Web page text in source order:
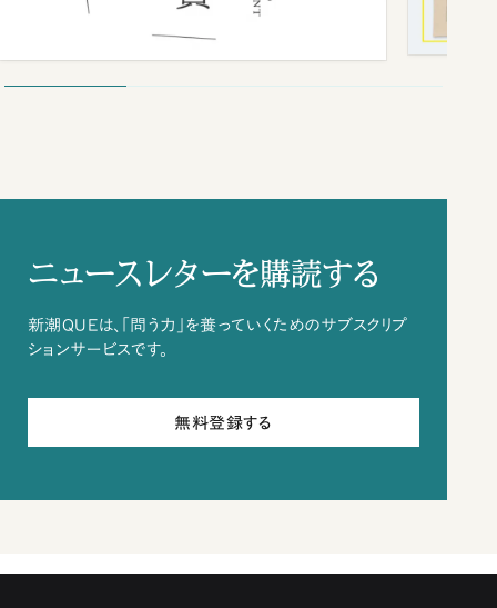
ニュースレターを購読する
新潮QUEは、「問う力」を養っていくためのサブスクリプ
ションサービスです。
無料登録する